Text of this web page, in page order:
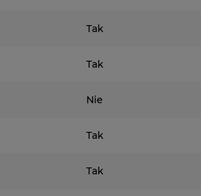
Tak
Tak
Nie
Tak
Tak